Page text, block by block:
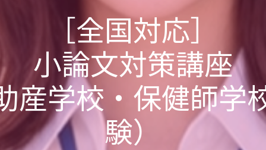
［全国対応］
小論文対策講座
産学校・保健師学
験）